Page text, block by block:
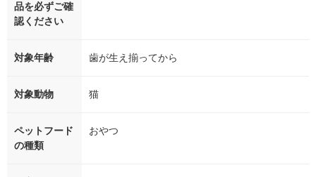
品を必ずご確
認ください
対象年齢 歯が生え揃ってから
対象動物 猫
ペットフード
の種類
おやつ